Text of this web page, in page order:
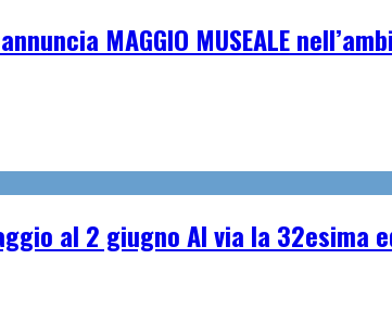
annuncia MAGGIO MUSEALE
al 2 giugno Al via la